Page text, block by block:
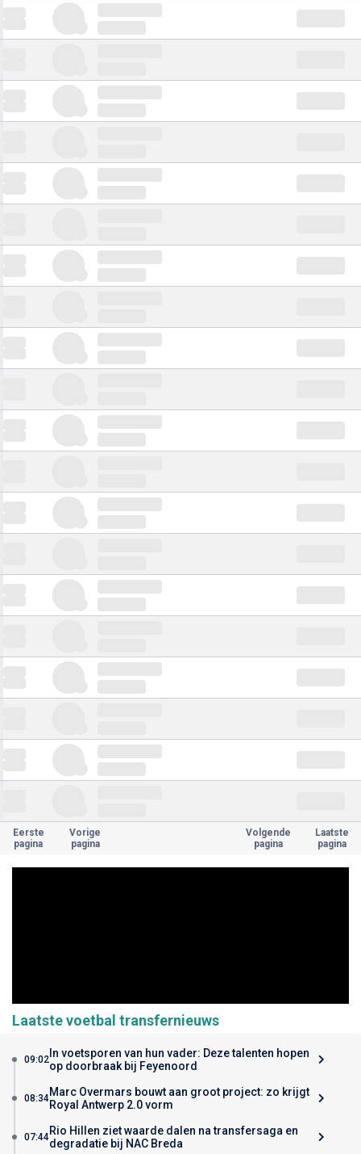
Eerste
pagina
Vorige
pagina
Volgende
pagina
Laatste
pagina
Laatste voetbal transfernieuws
09:02 In voetsporen van hun vader: Deze talenten hopen
op doorbraak bij Feyenoord
08:34Marc Overmars bouwt aan groot project: zo krijgt
Royal Antwerp 2.0 vorm
07:44Rio Hillen ziet waarde dalen na transfersaga en
degradatie bij NAC Breda